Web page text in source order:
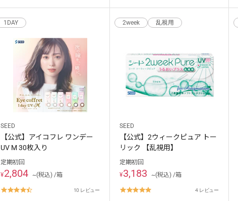
1DAY
SEED
【公式】アイコフレ ワンデー
UV M 30枚入り
定期初回
¥2,804 ~(税込) /箱
4.6
10 レビュー
2week 乱視用
SEED
【公式】2ウィークピュア トー
リック 【乱視用】
定期初回
¥3,183 ~(税込) /箱
5.0
4 レビュー